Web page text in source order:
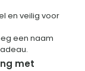
en veilig voor
een naam
met